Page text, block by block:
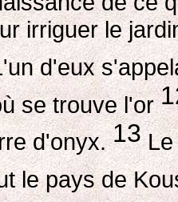
irriguer le
d'eux
se trouve l'or
d'onyx.13Le
le pays de